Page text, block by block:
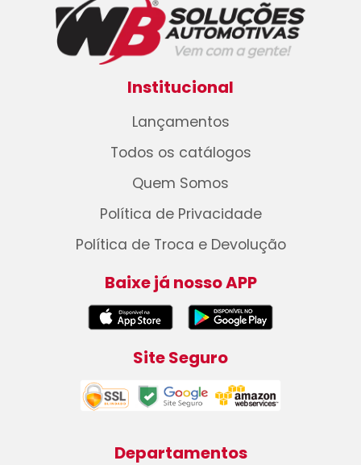
Institucional
Lançamentos
Todos os catálogos
Quem Somos
Política de Privacidade
Política de Troca e Devolução
Baixe já nosso APP
Site Seguro
Departamentos